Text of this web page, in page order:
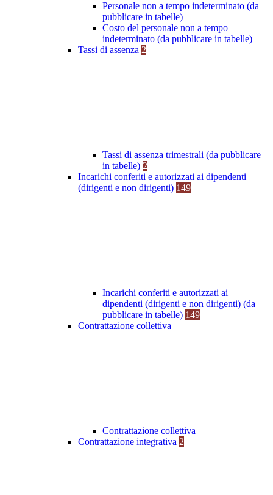
Personale non a tempo indeterminato (da
pubblicare in tabelle)
Costo del personale non a tempo
indeterminato (da pubblicare in tabelle)
Tassi di assenza 2
Tassi di assenza trimestrali (da pubblicare
in tabelle) 2
Incarichi conferiti e autorizzati ai dipendenti
(dirigenti e non dirigenti) 149
Incarichi conferiti e autorizzati ai
dipendenti (dirigenti e non dirigenti) (da
pubblicare in tabelle) 149
Contrattazione collettiva
Contrattazione collettiva
Contrattazione integrativa 2